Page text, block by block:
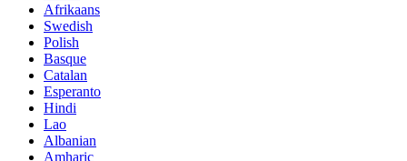
Afrikaans
Swedish
Polish
Basque
Catalan
Esperanto
Hindi
Lao
Albanian
Amharic